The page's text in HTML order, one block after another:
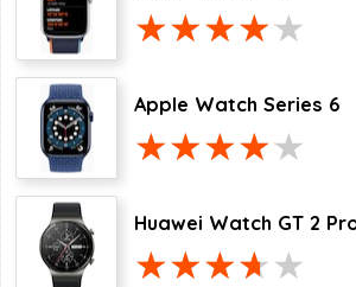
Apple Watch Series 6
Huawei Watch GT 2